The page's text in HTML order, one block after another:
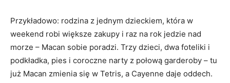
Przykładowo: rodzina z jednym dzieckiem, która w
weekend robi większe zakupy i raz na rok jedzie nad
morze – Macan sobie poradzi. Trzy dzieci, dwa foteliki i
podkładka, pies i coroczne narty z połową garderoby – tu
już Macan zmienia się w Tetris, a Cayenne daje oddech.